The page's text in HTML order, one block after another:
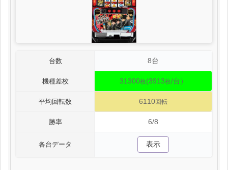
台数 8台
機種差枚 31300枚(3913枚/台）
平均回転数 6110回転
勝率 6/8
各台データ 表示